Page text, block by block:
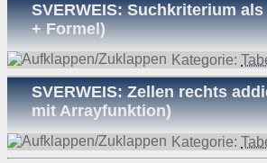
SVERWEIS: Suchkriterium als
+ Formel)
Kategorie:
SVERWEIS: Zellen rechts
mit Arrayfunktion)
Kategorie: